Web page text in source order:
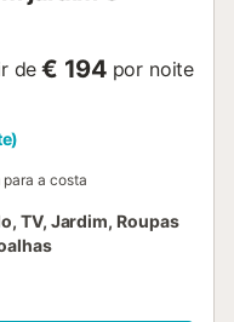
de € 194 por noite
para a costa
TV, Jardim, Roupas